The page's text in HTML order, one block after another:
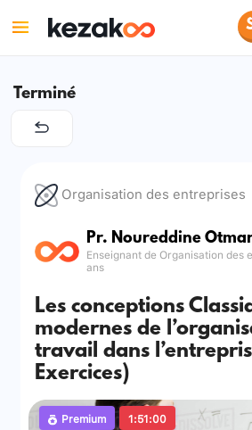
Terminé
Organisation des entreprises
Pr. Noureddine
Enseignant de Organisation des
ans
Les conceptions
modernes de
travail dans
Exercices)
Premium 1:51:00